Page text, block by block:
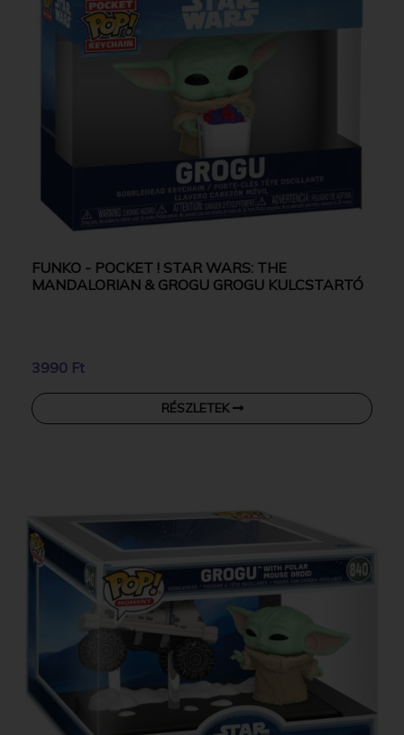
FUNKO - POCKET ! STAR WARS: THE
MANDALORIAN & GROGU GROGU KULCSTARTÓ
3990 Ft
RÉSZLETEK